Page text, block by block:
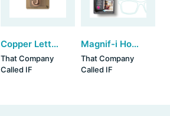
Copper Letter Keyring - J (set van 3)
That Company
Called IF
Magnif-i Hobby Glasses +3.5 (set van 3)
That Company
Called IF